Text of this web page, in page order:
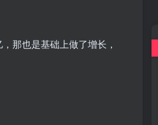
那也是基础上做了增长，